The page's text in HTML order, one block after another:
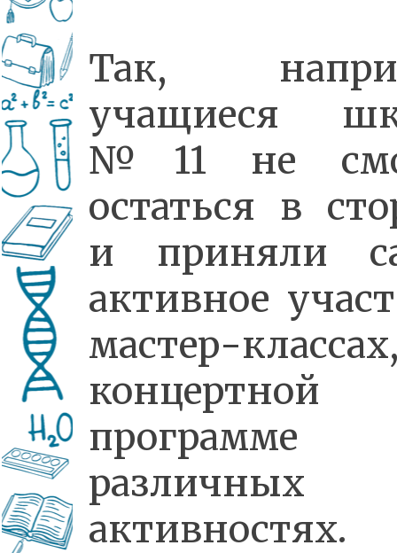
Так,
учащиеся
№11 не
остаться в
и приняли
активное
мастер-
концертной
различных
активностях.